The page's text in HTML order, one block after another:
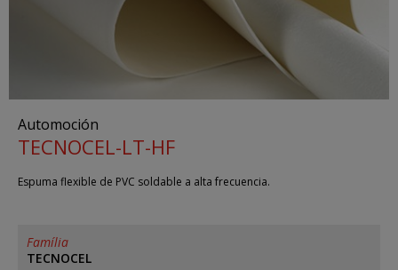
Automoción
TECNOCEL-LT-HF
Espuma flexible de PVC soldable a alta frecuencia.
Família
TECNOCEL